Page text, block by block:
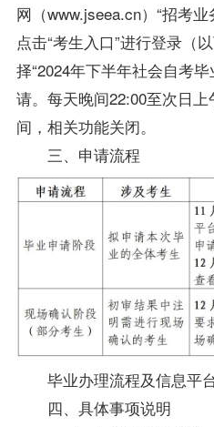
网（www.jseea.cn）“招考业
点击“考生入口”进行登录（
择“2024年下半年社会自考
请。每天晚间22:00至次日
间，相关功能关闭。
三、申请流程
毕业办理流程及信息平
四、具体事项说明